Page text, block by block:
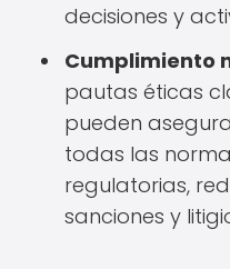
decisiones y
Cumplimiento
pautas éticas
pueden
todas las
regulatorias,
sanciones y